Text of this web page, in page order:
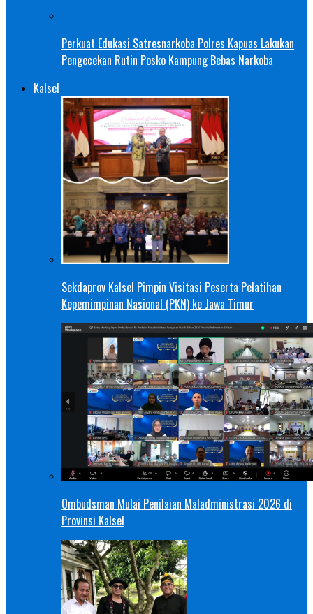
Perkuat Edukasi Satresnarkoba Polres Kapuas Lakukan
Pengecekan Rutin Posko Kampung Bebas Narkoba
Kalsel
Sekdaprov Kalsel Pimpin Visitasi Peserta Pelatihan
Kepemimpinan Nasional (PKN) ke Jawa Timur
Ombudsman Mulai Penilaian Maladministrasi 2026 di
Provinsi Kalsel